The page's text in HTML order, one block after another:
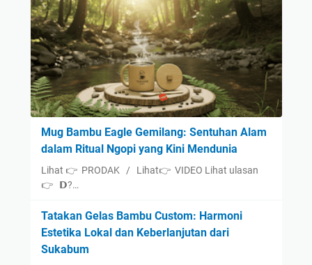
Mug Bambu Eagle Gemilang: Sentuhan Alam
dalam Ritual Ngopi yang Kini Mendunia
Lihat 👉 PRODAK / Lihat👉 VIDEO Lihat ulasan
👉 𝗗?…
Tatakan Gelas Bambu Custom: Harmoni
Estetika Lokal dan Keberlanjutan dari
Sukabum